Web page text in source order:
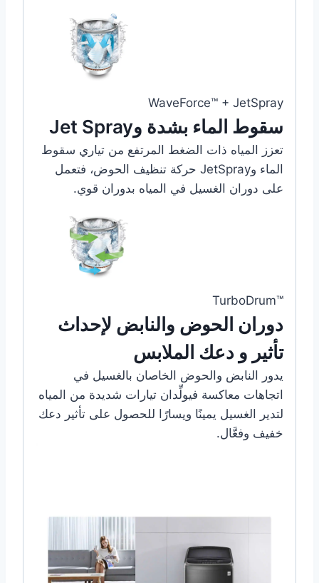
WaveForce™ + JetSpray
سقوط الماء بشدة وJet Spray
تعزز المياه ذات الضغط المرتفع من تياري سقوط
الماء وJetSpray حركة تنظيف الحوض، فتعمل
على دوران الغسيل في المياه بدوران قوي.
TurboDrum™‎
دوران الحوض والنابض لإحداث
تأثير و دعك الملابس
يدور النابض والحوض الخاصان بالغسيل في
اتجاهات معاكسة فيولِّدان تيارات شديدة من المياه
لتدير الغسيل يمينًا ويسارًا للحصول على تأثير دعك
خفيف وفعَّال.